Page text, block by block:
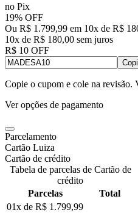
no Pix
19% OFF
Ou R$ 1.799,99 em 10x de R$
10x de R$ 180,00 sem juros
R$ 10 OFF
Copie o cupom e cole na revisão.
Ver opções de pagamento
Parcelamento
Cartão Luiza
Cartão de crédito
Tabela de parcelas de Cartão de
crédito
Parcelas
Total
01x de R$ 1.799,99